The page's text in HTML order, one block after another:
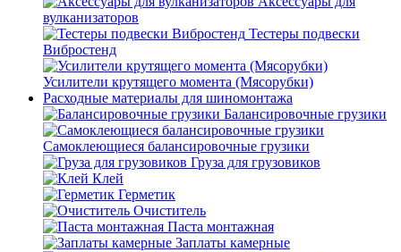
вулканизаторов
Тестеры подвески
Вибростенд
Усилители крутящего момента (Мясорубки)
Расходные материалы для шиномонтажа
Балансировочные грузики
Самоклеющиеся балансировочные грузики
Груза для грузовиков
Клей
Герметик
Очиститель
Паста монтажная
Заплаты камерные